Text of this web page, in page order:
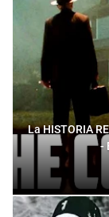
La HISTORIA
-